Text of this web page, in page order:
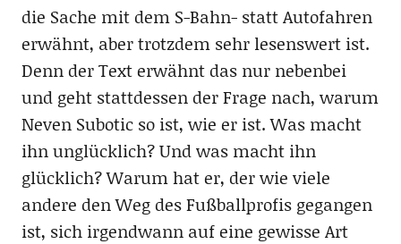
die Sache mit dem S-Bahn- statt Autofahren
erwähnt, aber trotzdem sehr lesenswert ist.
Denn der Text erwähnt das nur nebenbei
und geht stattdessen der Frage nach, warum
Neven Subotic so ist, wie er ist. Was macht
ihn unglücklich? Und was macht ihn
glücklich? Warum hat er, der wie viele
andere den Weg des Fußballprofis gegangen
ist, sich irgendwann auf eine gewisse Art